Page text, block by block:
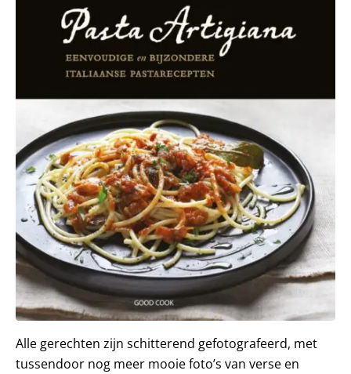
Alle gerechten zijn schitterend gefotografeerd, met
tussendoor nog meer mooie foto’s van verse en